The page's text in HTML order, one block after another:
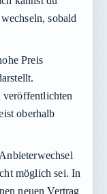
sobald
Preis
veröffentlichten
oberhalb
möglich sei. In
neuen Vertrag